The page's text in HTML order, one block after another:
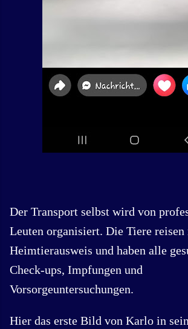
Der Transport selbst wird von
Leuten organisiert. Die Tiere
Heimtierausweis und haben alle
Check-ups, Impfungen und
Vorsorgeuntersuchungen.
Hier das erste Bild von Karlo in